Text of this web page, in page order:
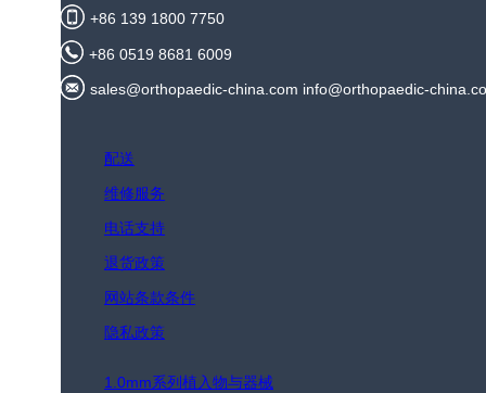
+86 139 1800 7750
+86 0519 8681 6009
sales@orthopaedic-china.com info@orthopaedic-
配送
维修服务
电话支持
退货政策
网站条款条件
隐私政策
1.0mm系列植入物与器械